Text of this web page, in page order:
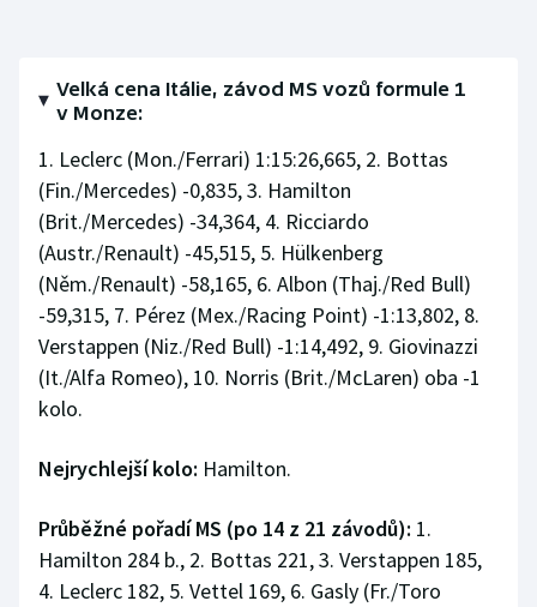
Velká cena Itálie, závod MS vozů formule 1
v Monze:
1. Leclerc (Mon./Ferrari) 1:15:26,665, 2. Bottas
(Fin./Mercedes) -0,835, 3. Hamilton
(Brit./Mercedes) -34,364, 4. Ricciardo
(Austr./Renault) -45,515, 5. Hülkenberg
(Něm./Renault) -58,165, 6. Albon (Thaj./Red Bull)
-59,315, 7. Pérez (Mex./Racing Point) -1:13,802, 8.
Verstappen (Niz./Red Bull) -1:14,492, 9. Giovinazzi
(It./Alfa Romeo), 10. Norris (Brit./McLaren) oba -1
kolo.
Nejrychlejší kolo: Hamilton.
Průběžné pořadí MS (po 14 z 21 závodů): 1.
Hamilton 284 b., 2. Bottas 221, 3. Verstappen 185,
4. Leclerc 182, 5. Vettel 169, 6. Gasly (Fr./Toro